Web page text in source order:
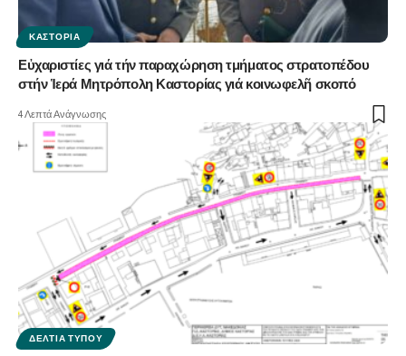
ΚΑΣΤΟΡΙΆ
Εὐχαριστίες γιά τήν παραχώρηση τμήματος στρατοπέδου
στήν Ἱερά Μητρόπολη Καστορίας γιά κοινωφελῆ σκοπό
4 Λεπτά Ανάγνωσης
ΔΕΛΤΊΑ ΤΎΠΟΥ